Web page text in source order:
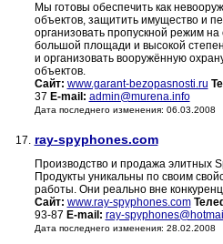
Мы готовы обеспечить как
объектов, защитить имущество и
организовать пропускной режим на
большой площади и высокой
и организовать вооружённую
объектов.
Сайт: www.garant-bezopasnosti.ru
37 E-mail: admin@murena.info
Дата последнего изменения: 06.03.2008
17. ray-spyphones.com
Производство и продажа элитных
Продукты уникальны по своим
работы. Они реально вне
Сайт: www.ray-spyphones.com
93-87 E-mail: ray-
Дата последнего изменения: 28.02.2008